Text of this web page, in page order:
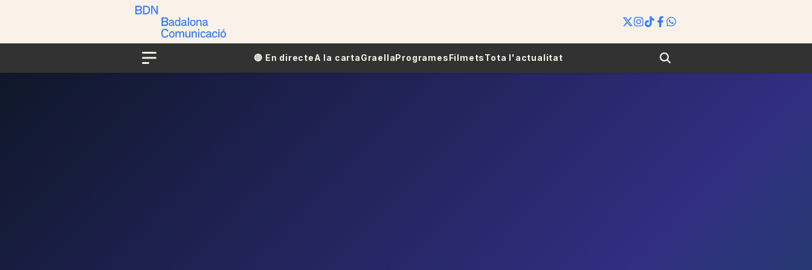
Menu
🔴​​ En directeA la cartaGraellaProgramesFilmetsTota l'actualitat Search